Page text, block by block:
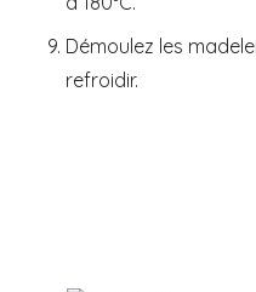
Démoulez les
refroidir.